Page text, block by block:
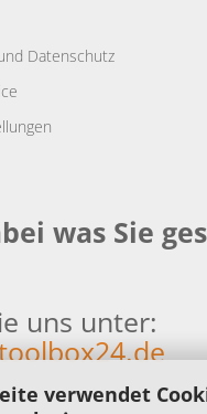
verwendet
Datenschutz
was Sie
uns unter: